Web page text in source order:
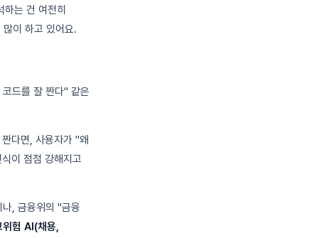
는 건 여전히
이 하고 있어요.
드를 잘 짠다" 같은
다면, 사용자가 "왜
이 점점 강해지고
, 금융위의 "금융
위험 AI(채용,